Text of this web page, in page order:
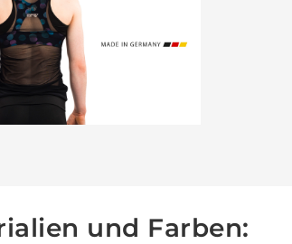
und Farben: